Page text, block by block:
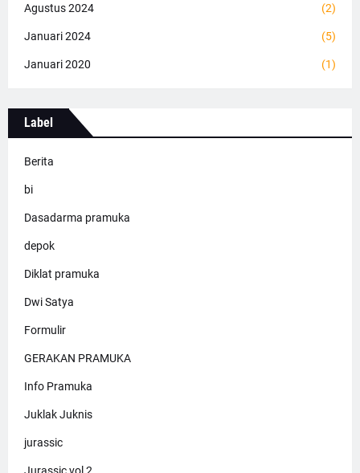
Agustus 2024 (2)
Januari 2024 (5)
Januari 2020 (1)
Label
Berita
bi
Dasadarma pramuka
depok
Diklat pramuka
Dwi Satya
Formulir
GERAKAN PRAMUKA
Info Pramuka
Juklak Juknis
jurassic
Jurassic vol 2